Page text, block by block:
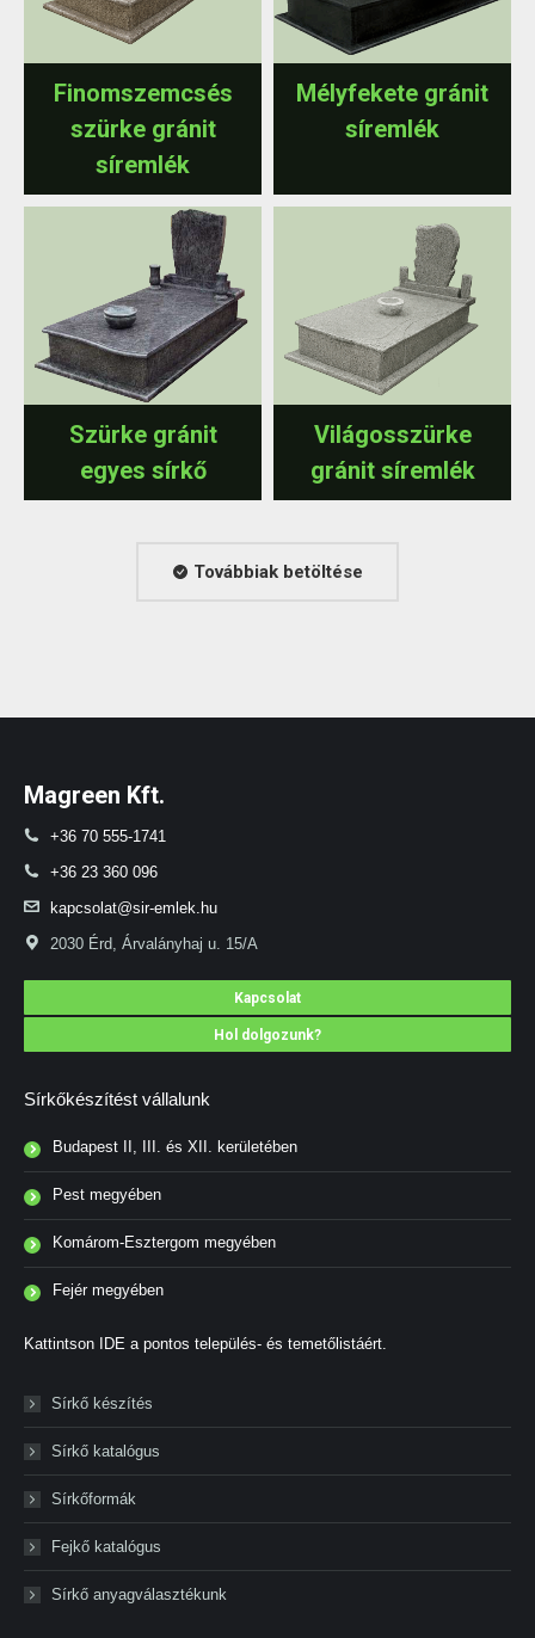
Finomszemcsés
szürke gránit
síremlék
Mélyfekete gránit
síremlék
Szürke gránit
egyes sírkő
Világosszürke
gránit síremlék
Továbbiak betöltése
Magreen Kft.
+36 70 555-1741
+36 23 360 096
kapcsolat@sir-emlek.hu
2030 Érd, Árvalányhaj u. 15/A
Kapcsolat
Hol dolgozunk?
Sírkőkészítést vállalunk
Budapest II, III. és XII. kerületében
Pest megyében
Komárom-Esztergom megyében
Fejér megyében
Kattintson IDE a pontos település- és temetőlistáért.
Sírkő készítés
Sírkő katalógus
Sírkőformák
Fejkő katalógus
Sírkő anyagválasztékunk